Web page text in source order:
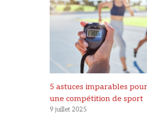
5 astuces imparables
une compétition de sport
9 juillet 2025